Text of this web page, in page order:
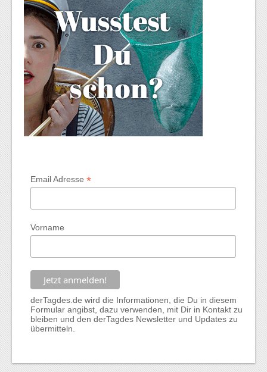
Email Adresse*
Vorname
derTagdes.de wird die Informationen, die Du in diesem
Formular angibst, dazu verwenden, mit Dir in Kontakt zu
bleiben und den derTagdes Newsletter und Updates zu
übermitteln.